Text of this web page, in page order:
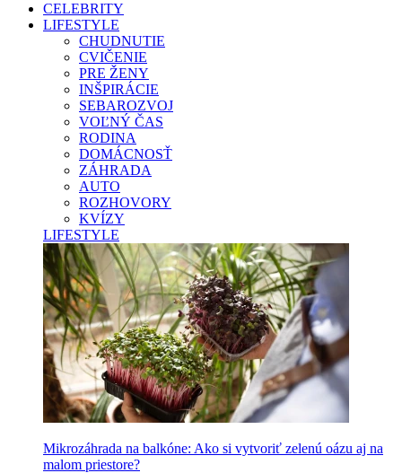
CELEBRITY
LIFESTYLE
CHUDNUTIE
CVIČENIE
PRE ŽENY
INŠPIRÁCIE
SEBAROZVOJ
VOĽNÝ ČAS
RODINA
DOMÁCNOSŤ
ZÁHRADA
AUTO
ROZHOVORY
KVÍZY
LIFESTYLE
Mikrozáhrada na balkóne: Ako si vytvoriť zelenú oázu aj na
malom priestore?